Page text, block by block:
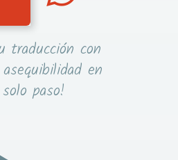
traducción con
en
paso!